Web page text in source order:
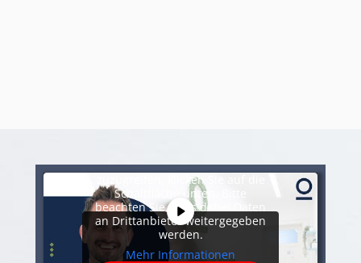
Um auf den eigentlichen Inhalt
zuzugreifen, klicken Sie auf die
Schaltfläche unten. Bitte
beachten Sie, dass dabei Daten
an Drittanbieter weitergegeben
werden.
Mehr Informationen